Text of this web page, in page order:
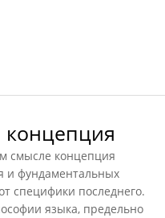
концепция
концепция
и фундаментальных
специфики последнего.
языка, предельно